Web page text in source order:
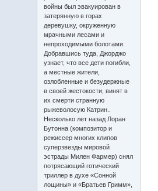
войны был эвакуирован в
затерянную в горах
деревушку, окруженную
мрачными лесами и
непроходимыми болотами.
Добравшись туда, Джорджо
узнает, что все дети погибли,
а местные жители,
озлобленные и безудержные
в своей жестокости, винят в
их смерти странную
рыжеволосую Катрин..
Несколько лет назад Лоран
Бутонна (композитор и
режиссер многих клипов
суперзвезды мировой
эстрады Милен Фармер) снял
потрясающий готический
триллер в духе «Сонной
лощины» и «Братьев Гримм»,